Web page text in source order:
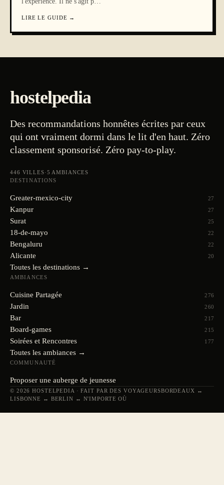
LIRE LE GUIDE →
hostelpedia
Des recommandations honnêtes écrites par ceux
qui ont vraiment dormi dans le lit d'en haut. Zéro
classement sponsorisé. Zéro pay-to-play.
446 VILLES·5 AMBIANCES
DESTINATIONS
Greater-mexico-city 27
Kanpur 27
Surat 25
18-de-mayo 22
Bengaluru 22
Alicante 20
Toutes les destinations →
AMBIANCES
Cuisine Partagée 276
Jardin 260
Bar 217
Board-games 215
Soirées et Rencontres 177
Toutes les ambiances →
COMMUNAUTÉ
Proposer une auberge de jeunesse
© 2026 HOSTELPEDIA · FAIT PAR DES VOYAGEURSBORDEAUX ↔
LISBONNE ↔ BERLIN ↔ N'IMPORTE OÙ